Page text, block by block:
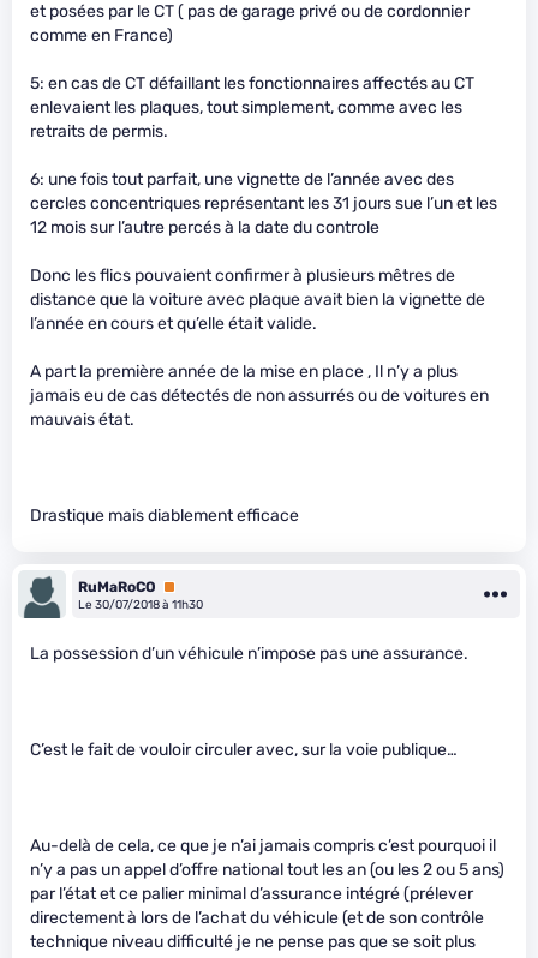
et posées par le CT ( pas de garage privé ou de cordonnier
comme en France)
5: en cas de CT défaillant les fonctionnaires affectés au CT
enlevaient les plaques, tout simplement, comme avec les
retraits de permis.
6: une fois tout parfait, une vignette de l’année avec des
cercles concentriques représentant les 31 jours sue l’un et les
12 mois sur l’autre percés à la date du controle
Donc les flics pouvaient confirmer à plusieurs mêtres de
distance que la voiture avec plaque avait bien la vignette de
l’année en cours et qu’elle était valide.
A part la première année de la mise en place , Il n’y a plus
jamais eu de cas détectés de non assurrés ou de voitures en
mauvais état.
Drastique mais diablement efficace
RuMaRoCO
Premium
Le 30/07/2018 à 11h30
La possession d’un véhicule n’impose pas une assurance.
C’est le fait de vouloir circuler avec, sur la voie publique…
Au-delà de cela, ce que je n’ai jamais compris c’est pourquoi il
n’y a pas un appel d’offre national tout les an (ou les 2 ou 5 ans)
par l’état et ce palier minimal d’assurance intégré (prélever
directement à lors de l’achat du véhicule (et de son contrôle
technique niveau difficulté je ne pense pas que se soit plus